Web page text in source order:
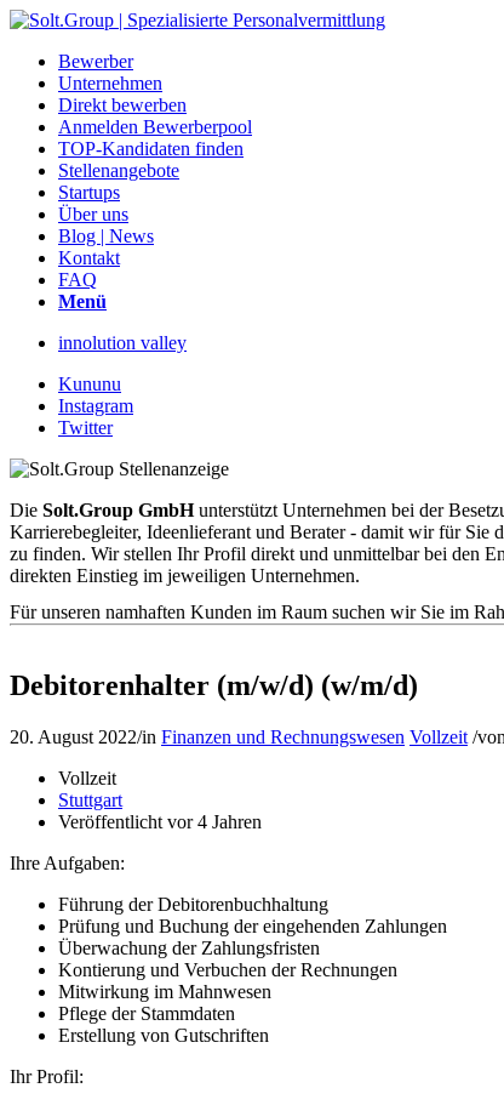
Bewerber
Unternehmen
Direkt bewerben
Anmelden Bewerberpool
TOP-Kandidaten finden
Stellenangebote
Startups
Über uns
Blog | News
Kontakt
FAQ
Menü
innolution valley
Kununu
Instagram
Twitter
Die Solt.Group GmbHunterstützt Unternehmen bei der
Karrierebegleiter, Ideenlieferant und Berater - damit wir für Sie
zu finden. Wir stellen Ihr Profil direkt und unmittelbar bei den
direkten Einstieg im jeweiligen Unternehmen.
Für unseren namhaften Kunden im Raum suchen wir Sie im
Debitorenhalter (m/w/d) (w/m/d)
20. August 2022/in Finanzen und Rechnungswesen Vollzeit /von
Vollzeit
Stuttgart
Veröffentlicht vor 4 Jahren
Ihre Aufgaben:
Führung der Debitorenbuchhaltung
Prüfung und Buchung der eingehenden Zahlungen
Überwachung der Zahlungsfristen
Kontierung und Verbuchen der Rechnungen
Mitwirkung im Mahnwesen
Pflege der Stammdaten
Erstellung von Gutschriften
Ihr Profil: